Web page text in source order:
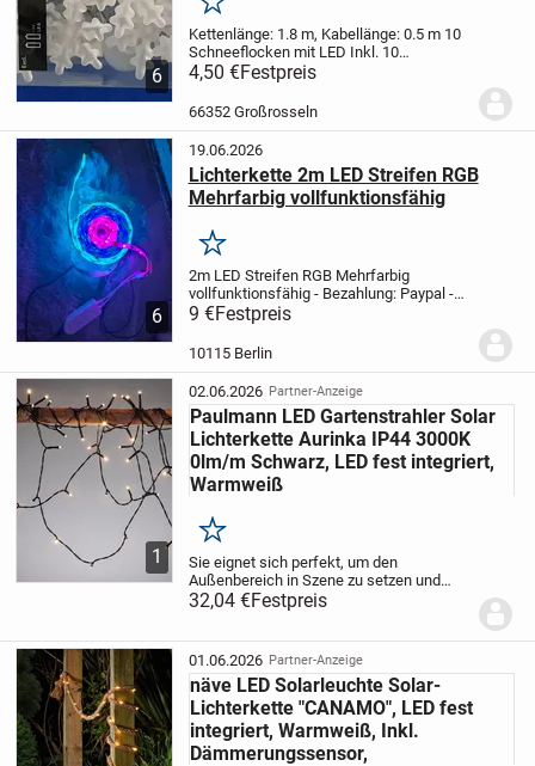
6
Merken
Kettenlänge: 1.8 m, Kabellänge: 0.5 m10
Schneeflocken mit LED Inkl. 10
SaugnäpfeBatteriebetrieb (2x 1,5 AA
nicht inbegriffen)
3,10Versicherter Versand 4,50
4,50 €Festpreis
66352 Großrosseln
6
19.06.2026
Lichterkette 2m LED Streifen RGB
Mehrfarbig vollfunktionsfähig
Merken
2m LED Streifen RGB Mehrfarbig
vollfunktionsfähig - Bezahlung: Paypal-
Haustierfreier und rauchfreier Haushalt
Versand erfolgt noch am selben Tag,
wenn die Post noch geöffnet hat
Mengenrabat...
9 €Festpreis
10115 Berlin
1
02.06.2026 Partner-Anzeige
Paulmann LED Gartenstrahler Solar
Lichterkette Aurinka IP44 3000K
0lm/m Schwarz, LED fest integriert,
Warmweiß
Merken
Sie eignet sich perfekt, um den
Außenbereich in Szene zu setzen und
eine gemütliche Atmosphäre zu schaffen.
Dank der Schutzklasse IP44 ist die
kann im Außenbereich verwendet werden.
Ein weiteres Highlight ist der integrierte
Dämmerungssensor, der dafür sorgt,
dass dieLichterketteautomatisch bei
Einbruch der Dunkelheit angeht und bei
Tageslicht wieder ausgeschaltet wird.
32,04 €Festpreis
01.06.2026 Partner-Anzeige
näve LED Solarleuchte Solar-
Lichterkette "CANAMO", LED fest
integriert, Warmweiß, Inkl.
Dämmerungssensor,